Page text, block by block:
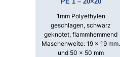
1mm Polyethylen
geschlagen, schwarz
geknotet, flammhemmend
Maschenweite: 19 x 19 mm.
und 50 x 50 mm